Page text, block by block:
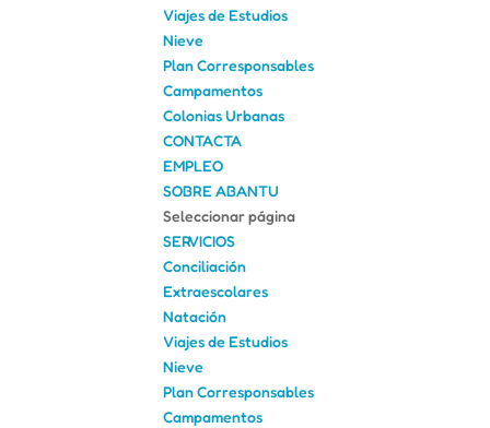
Viajes de Estudios
Nieve
Plan Corresponsables
Campamentos
Colonias Urbanas
CONTACTA
EMPLEO
SOBRE ABANTU
Seleccionar página
SERVICIOS
Conciliación
Extraescolares
Natación
Viajes de Estudios
Nieve
Plan Corresponsables
Campamentos